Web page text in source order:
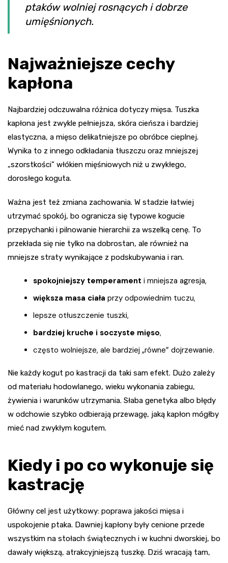
ptaków wolniej rosnących i dobrze
umięśnionych.
Najważniejsze cechy
kapłona
Najbardziej odczuwalna różnica dotyczy mięsa. Tuszka
kapłona jest zwykle pełniejsza, skóra cieńsza i bardziej
elastyczna, a mięso delikatniejsze po obróbce cieplnej.
Wynika to z innego odkładania tłuszczu oraz mniejszej
„szorstkości” włókien mięśniowych niż u zwykłego,
dorosłego koguta.
Ważna jest też zmiana zachowania. W stadzie łatwiej
utrzymać spokój, bo ogranicza się typowe kogucie
przepychanki i pilnowanie hierarchii za wszelką cenę. To
przekłada się nie tylko na dobrostan, ale również na
mniejsze straty wynikające z podskubywania i ran.
spokojniejszy temperament i mniejsza agresja,
większa masa ciała przy odpowiednim tuczu,
lepsze otłuszczenie tuszki,
bardziej kruche i soczyste mięso,
często wolniejsze, ale bardziej „równe” dojrzewanie.
Nie każdy kogut po kastracji da taki sam efekt. Dużo zależy
od materiału hodowlanego, wieku wykonania zabiegu,
żywienia i warunków utrzymania. Słaba genetyka albo błędy
w odchowie szybko odbierają przewagę, jaką kapłon mógłby
mieć nad zwykłym kogutem.
Kiedy i po co wykonuje się
kastrację
Główny cel jest użytkowy: poprawa jakości mięsa i
uspokojenie ptaka. Dawniej kapłony były cenione przede
wszystkim na stołach świątecznych i w kuchni dworskiej, bo
dawały większą, atrakcyjniejszą tuszkę. Dziś wracają tam,